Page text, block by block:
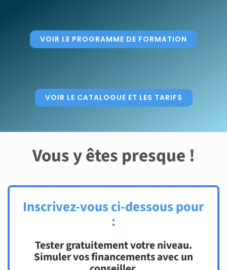
VOIR LE PROGRAMME DE FORMATION
VOIR LE CATALOGUE ET LES TARIFS
Vous y êtes presque !
Inscrivez-vous ci-dessous pour
:
Tester gratuitement votre niveau.
Simuler vos financements avec un